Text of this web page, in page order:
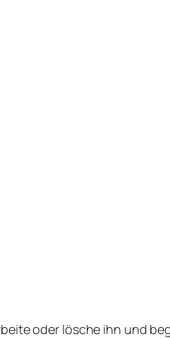
oder lösche ihn und